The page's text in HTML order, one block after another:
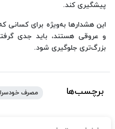
پیشگیری کند.
این هشدارها به‌ویژه برای
و عروقی هستند، باید جدی
بزرگ‌تری جلوگیری شود.
برچسب‌ها مصرف